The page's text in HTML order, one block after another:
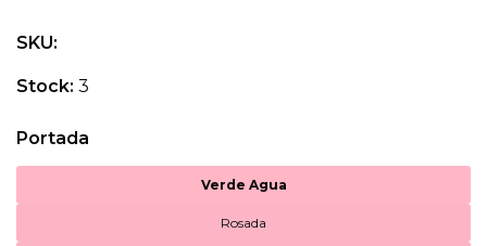
SKU:
Stock: 3
Portada
Verde Agua
Rosada